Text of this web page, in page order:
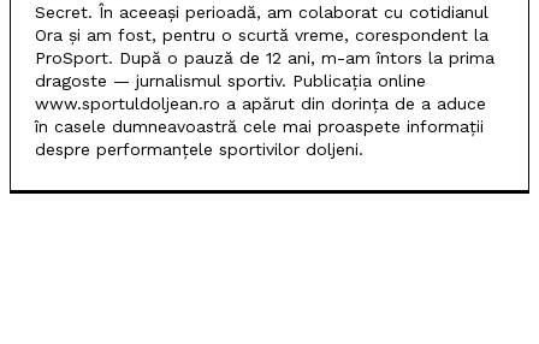
Secret. În aceeași perioadă, am colaborat cu cotidianul
Ora și am fost, pentru o scurtă vreme, corespondent la
ProSport. După o pauză de 12 ani, m-am întors la prima
dragoste — jurnalismul sportiv. Publicația online
www.sportuldoljean.ro a apărut din dorința de a aduce
în casele dumneavoastră cele mai proaspete informații
despre performanțele sportivilor doljeni.